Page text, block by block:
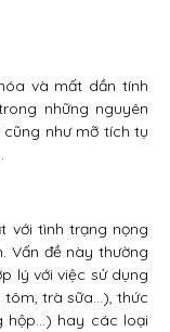
và mất dần tính
những nguyên
như mỡ tích tụ
với tình trạng nọng
Vấn đề này thường
lý với việc sử dụng
tôm, trà sữa…), thức
hộp…) hay các loại